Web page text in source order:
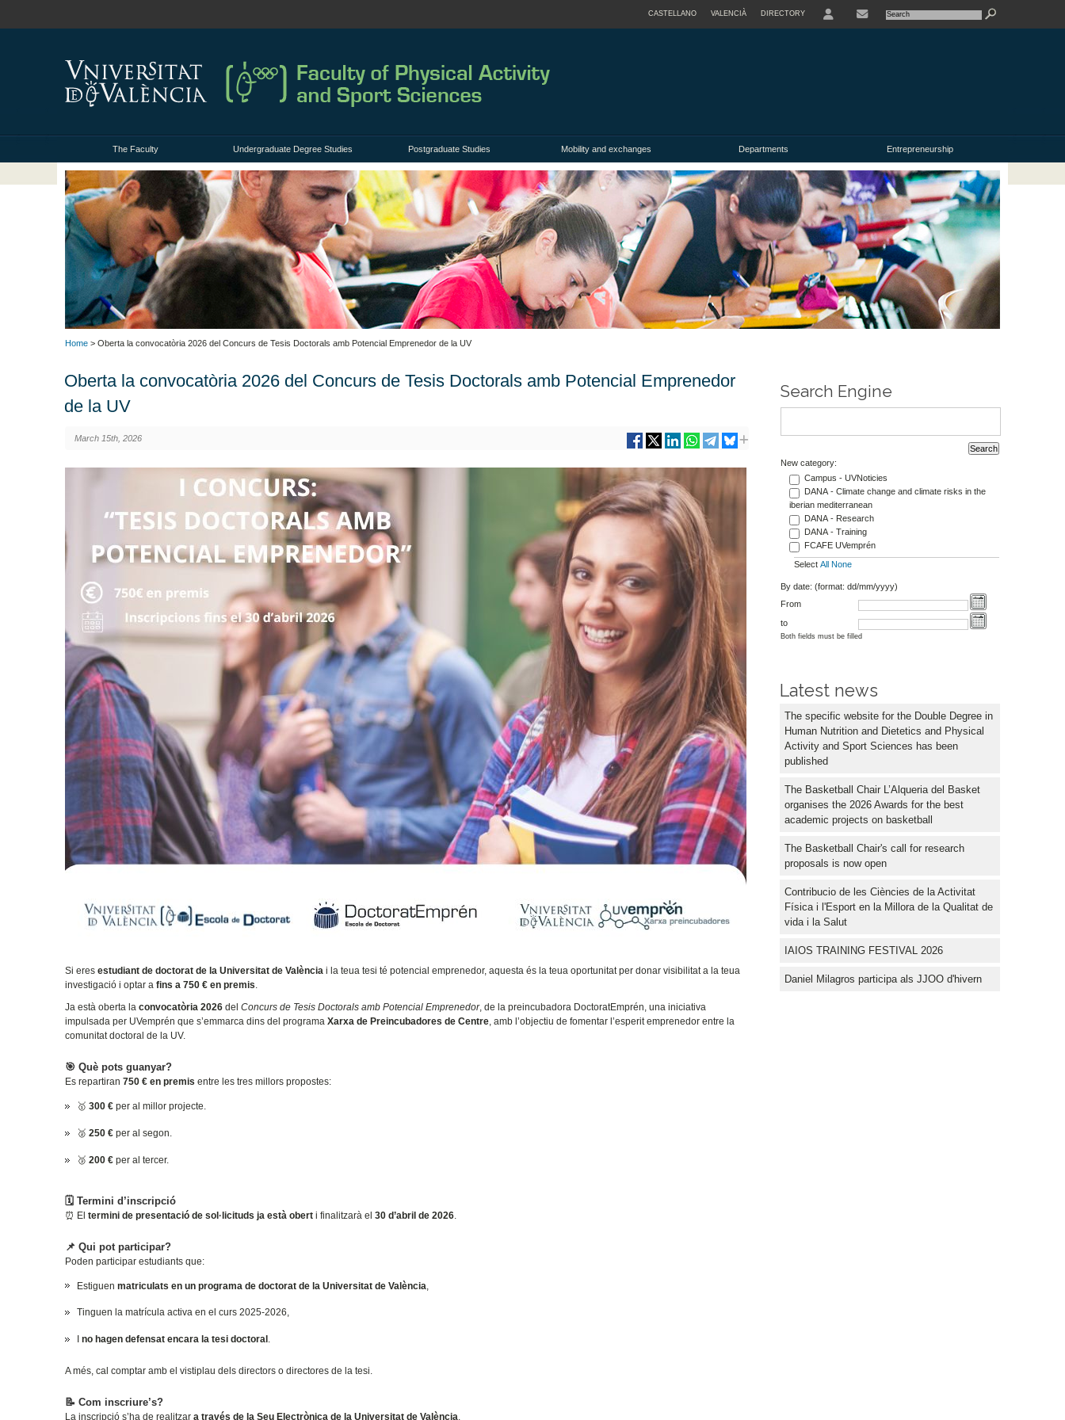
CASTELLANO VALENCIÀ DIRECTORY
The Faculty Undergraduate Degree Studies Postgraduate Studies Mobility and exchanges Departments Entrepreneurship
Home > Oberta la convocatòria 2026 del Concurs de Tesis Doctorals amb Potencial Emprenedor de la UV
Oberta la convocatòria 2026 del Concurs de Tesis Doctorals amb Potencial Emprenedor
de la UV
March 15th, 2026
Si eresestudiant de doctorat de la Universitat de València i la teua tesi té potencial emprenedor, aquesta és la teua oportunitat per donar visibilitat a la teua
investigació i optar afins a 750 € en premis.
Ja està oberta laconvocatòria 2026 delConcurs de Tesis Doctorals amb Potencial Emprenedor, de la preincubadora DoctoratEmprén, una iniciativa
impulsada per UVemprén que s’emmarca dins del programaXarxa de Preincubadores de Centre, amb l’objectiu de fomentar l’esperit emprenedor entre la
comunitat doctoral de la UV.
🎯 Què pots guanyar?
Es repartiran750 € en premis entre les tres millors propostes:
🥇300 € per al millor projecte.
🥈250 € per al segon.
🥉200 € per al tercer.
🗓️ Termini d’inscripció
⏰ Eltermini de presentació de sol·licituds ja està obert i finalitzarà el30 d’abril de 2026
📌 Qui pot participar?
Poden participar estudiants que:
Estiguenmatriculats en un programa de doctorat de la Universitat de València
Tinguen la matrícula activa en el curs 2025-2026,
Ino hagen defensat encara la tesi doctoral .
A més, cal comptar amb el vistiplau dels directors o directores de la tesi.
📝 Com inscriure’s?
La inscripció s’ha de realitzara través de la Seu Electrònica de la Universitat de València.
Search Engine
New category:
Campus - UVNoticies
DANA - Climate change and climate risks in the
iberian mediterranean
DANA - Research
DANA - Training
FCAFE UVemprén
Select All None
By date: (format: dd/mm/yyyy)
From
to
Both fields must be filled
Latest news
The specific website for the Double Degree in
Human Nutrition and Dietetics and Physical
Activity and Sport Sciences has been
published
The Basketball Chair L’Alqueria del Basket
organises the 2026 Awards for the best
academic projects on basketball
The Basketball Chair's call for research
proposals is now open
Contribucio de les Ciències de la Activitat
Física i l'Esport en la Millora de la Qualitat de
vida i la Salut
IAIOS TRAINING FESTIVAL 2026
Daniel Milagros participa als JJOO d'hivern